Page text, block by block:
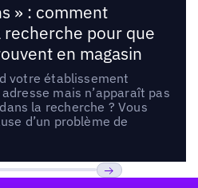
» : comment
recherche pour que
en magasin
votre établissement
mais n’apparaît pas
la recherche ? Vous
d’un problème de